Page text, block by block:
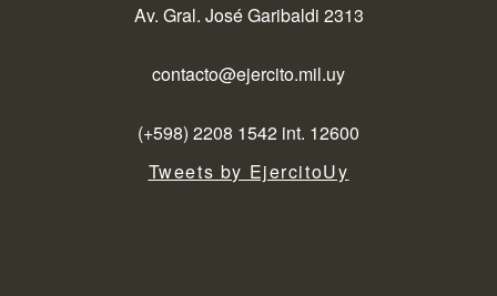
Av. Gral. José Garibaldi 2313
contacto@ejercito.mil.uy
(+598) 2208 1542 int. 12600
Tweets by EjercitoUy